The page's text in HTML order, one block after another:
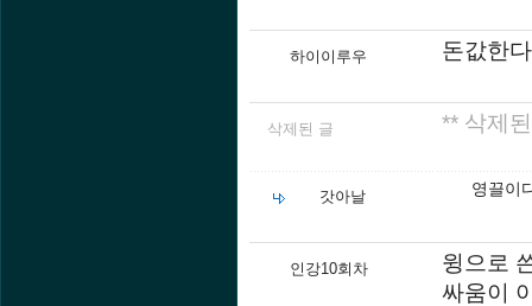
하이이루우 돈값한다
삭제된 글 ** 삭제
갓아날 영끌이
인강10회차
윙으로
싸움이